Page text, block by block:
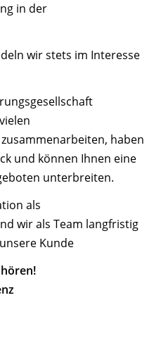
in der
wir stets im Interesse
haben
und können Ihnen eine
unterbreiten.
als
wir als Team langfristig
Kunde